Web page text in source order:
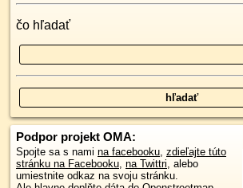
čo hľadať
Podpor projekt OMA:
Spojte sa s nami na facebooku, zdieľajte túto
stránku na Facebooku, na Twittri, alebo
umiestnite odkaz na svoju stránku.